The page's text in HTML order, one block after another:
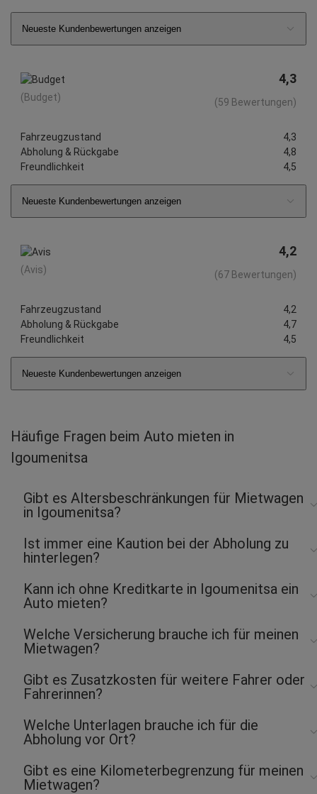
Neueste Kundenbewertungen anzeigen
(Budget)
4,3
(59 Bewertungen)
Fahrzeugzustand
4,3
Abholung & Rückgabe
4,8
Freundlichkeit
4,5
Neueste Kundenbewertungen anzeigen
(Avis)
4,2
(67 Bewertungen)
Fahrzeugzustand
4,2
Abholung & Rückgabe
4,7
Freundlichkeit
4,5
Neueste Kundenbewertungen anzeigen
Häufige Fragen beim Auto mieten in
Igoumenitsa
Gibt es Altersbeschränkungen für Mietwagen
in Igoumenitsa?
Ist immer eine Kaution bei der Abholung zu
hinterlegen?
Kann ich ohne Kreditkarte in Igoumenitsa ein
Auto mieten?
Welche Versicherung brauche ich für meinen
Mietwagen?
Gibt es Zusatzkosten für weitere Fahrer oder
Fahrerinnen?
Welche Unterlagen brauche ich für die
Abholung vor Ort?
Gibt es eine Kilometerbegrenzung für meinen
Mietwagen?